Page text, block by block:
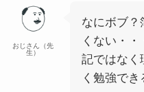
おじさん（先
生）
なにボブ？
くない・
記ではなく
く勉強で